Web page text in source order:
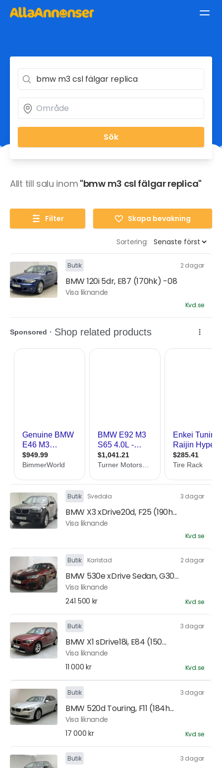
Sök
Allt till salu inom "bmw m3 csl fälgar replica"
Filter Skapa bevakning
Sortering:
Butik 2 dagar
BMW 120i 5dr, E87 (170hk) -08
Visa liknande
Kvd.se
Butik Svedala 3 dagar
BMW X3 xDrive20d, F25 (190h...
Visa liknande
Kvd.se
Butik Karlstad 2 dagar
BMW 530e xDrive Sedan, G30...
Visa liknande
241 500 kr
Kvd.se
Butik 3 dagar
BMW X1 sDrive18i, E84 (150...
Visa liknande
11 000 kr
Kvd.se
Butik 3 dagar
BMW 520d Touring, F11 (184h...
Visa liknande
17 000 kr
Kvd.se
Butik 3 dagar